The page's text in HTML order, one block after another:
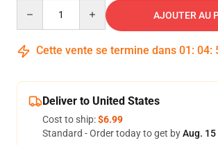
AJOUTER AU
Cette vente se termine dans 01 : 04:
Deliver to United States
Cost to ship:$6.99
Standard - Order today to get byAug. 15